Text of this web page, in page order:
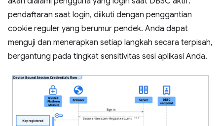
pendaftaran saat login, diikuti dengan penggantian
cookie reguler yang berumur pendek. Anda dapat
menguji dan menerapkan setiap langkah secara terpisah,
bergantung pada tingkat sensitivitas sesi aplikasi Anda.